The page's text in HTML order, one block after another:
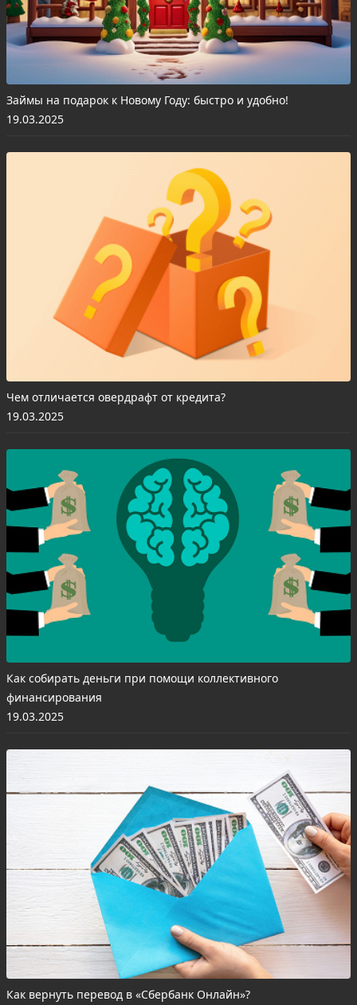
Займы на подарок к Новому Году: быстро и удобно!
19.03.2025
Чем отличается овердрафт от кредита?
19.03.2025
Как собирать деньги при помощи коллективного
финансирования
19.03.2025
Как вернуть перевод в «Сбербанк Онлайн»?